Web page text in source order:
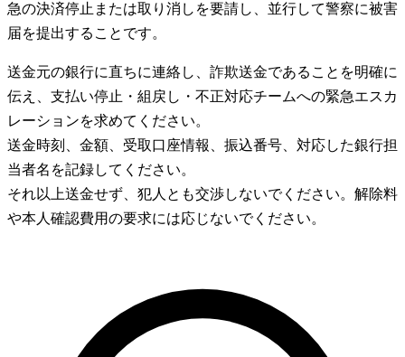
急の決済停止または取り消しを要請し、並行して警察に被害
届を提出することです。
送金元の銀行に直ちに連絡し、詐欺送金であることを明確に
伝え、支払い停止・組戻し・不正対応チームへの緊急エスカ
レーションを求めてください。
送金時刻、金額、受取口座情報、振込番号、対応した銀行担
当者名を記録してください。
それ以上送金せず、犯人とも交渉しないでください。解除料
や本人確認費用の要求には応じないでください。